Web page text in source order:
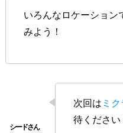
いろんなロケーション
みよう！
次回は ミ
待ください